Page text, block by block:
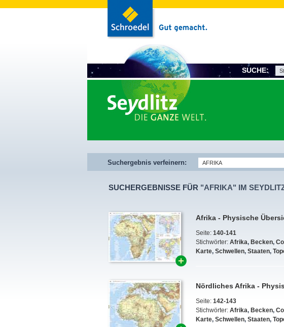
SUCHE:
Suchergebnis verfeinern:
SUCHERGEBNISSE FÜR "AFRIKA" IM
Afrika - Physische
Seite: 140-141
Stichwörter: Afrika, Becken,
Karte, Schwellen, Staaten,
Nördliches Afrika -
Seite: 142-143
Stichwörter: Afrika, Becken,
Karte, Schwellen, Staaten,